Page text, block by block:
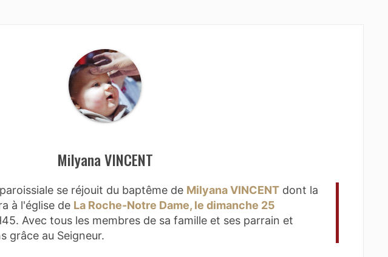
Milyana VINCENT
se réjouit du baptême de Milyana VINCENTdont la
à l'église de La Roche-Notre Dame, le dimanche 25
Avec tous les membres de sa famille et ses parrain et
grâce au Seigneur.